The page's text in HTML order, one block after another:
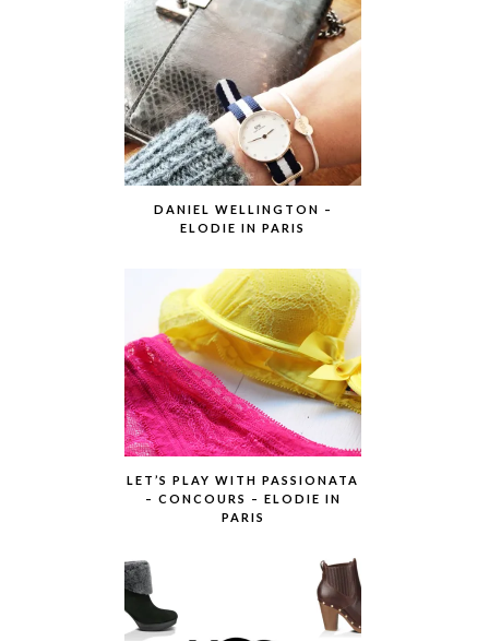
DANIEL WELLINGTON –
ELODIE IN PARIS
LET’S PLAY WITH PASSIONATA
– CONCOURS – ELODIE IN
PARIS